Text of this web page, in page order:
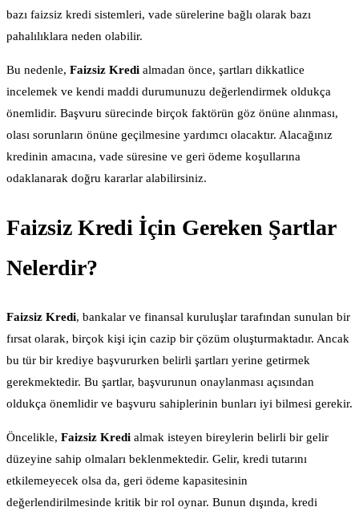
bazı faizsiz kredi sistemleri, vade sürelerine bağlı olarak bazı
pahalılıklara neden olabilir.
Bu nedenle, Faizsiz Kredi almadan önce, şartları dikkatlice
incelemek ve kendi maddi durumunuzu değerlendirmek oldukça
önemlidir. Başvuru sürecinde birçok faktörün göz önüne alınması,
olası sorunların önüne geçilmesine yardımcı olacaktır. Alacağınız
kredinin amacına, vade süresine ve geri ödeme koşullarına
odaklanarak doğru kararlar alabilirsiniz.
Faizsiz Kredi İçin Gereken Şartlar
Nelerdir?
Faizsiz Kredi, bankalar ve finansal kuruluşlar tarafından sunulan bir
fırsat olarak, birçok kişi için cazip bir çözüm oluşturmaktadır. Ancak
bu tür bir krediye başvururken belirli şartları yerine getirmek
gerekmektedir. Bu şartlar, başvurunun onaylanması açısından
oldukça önemlidir ve başvuru sahiplerinin bunları iyi bilmesi gerekir.
Öncelikle, Faizsiz Kredi almak isteyen bireylerin belirli bir gelir
düzeyine sahip olmaları beklenmektedir. Gelir, kredi tutarını
etkilemeyecek olsa da, geri ödeme kapasitesinin
değerlendirilmesinde kritik bir rol oynar. Bunun dışında, kredi